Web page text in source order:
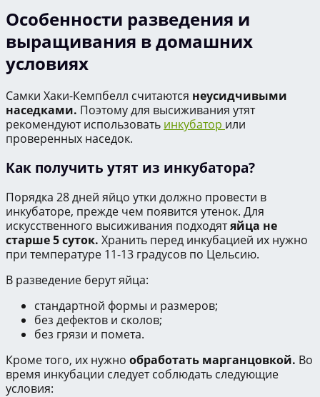
Особенности разведения и
выращивания в домашних
условиях
Самки Хаки-Кемпбелл считаются неусидчивыми
наседками. Поэтому для высиживания утят
рекомендуют использовать инкубатор или
проверенных наседок.
Как получить утят из инкубатора?
Порядка 28 дней яйцо утки должно провести в
инкубаторе, прежде чем появится утенок. Для
искусственного высиживания подходятяйца не
старше 5 суток. Хранить перед инкубацией их нужно
при температуре 11-13 градусов по Цельсию.
В разведение берут яйца:
стандартной формы и размеров;
без дефектов и сколов;
без грязи и помета.
Кроме того, их нужно обработать марганцовкой. Во
время инкубации следует соблюдать следующие
условия: